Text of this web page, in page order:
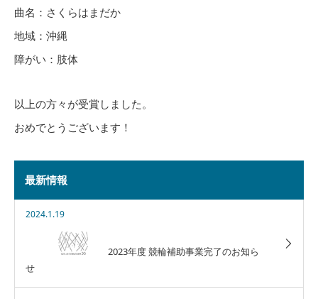
曲名：さくらはまだか
地域：沖縄
障がい：肢体
以上の方々が受賞しました。
おめでとうございます！
最新情報
2024.1.19
2023年度 競輪補助事業完了のお知ら
せ